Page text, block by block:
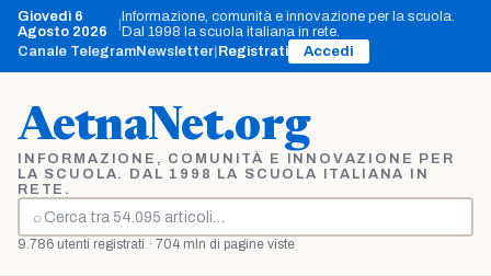
Vai
contenuto
Giovedì 6
Agosto 2026
Informazione, comunità e innovazione per la scuola.
Dal 1998 la scuola italiana in rete.
Canale TelegramNewsletter Registrati Accedi
AetnaNet.org
INFORMAZIONE, COMUNITÀ E INNOVAZIONE PER
LA SCUOLA. DAL 1998 LA SCUOLA ITALIANA IN
RETE.
⌕
Cerca
9.786 utenti registrati · 704 mln di pagine viste